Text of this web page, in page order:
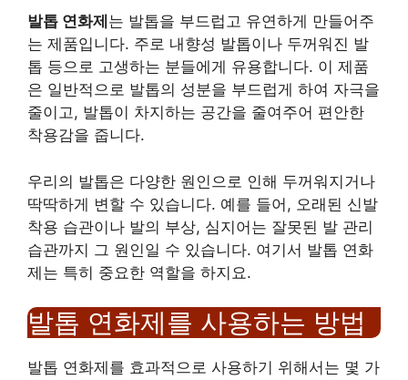
발톱 연화제 는 발톱을 부드럽고 유연하게 만들어주
는 제품입니다. 주로 내향성 발톱이나 두꺼워진 발
톱 등으로 고생하는 분들에게 유용합니다. 이 제품
은 일반적으로 발톱의 성분을 부드럽게 하여 자극을
줄이고, 발톱이 차지하는 공간을 줄여주어 편안한
착용감을 줍니다.
우리의 발톱은 다양한 원인으로 인해 두꺼워지거나
딱딱하게 변할 수 있습니다. 예를 들어, 오래된 신발
착용 습관이나 발의 부상, 심지어는 잘못된 발 관리
습관까지 그 원인일 수 있습니다. 여기서 발톱 연화
제는 특히 중요한 역할을 하지요.
발톱 연화제를 사용하는 방법
발톱 연화제를 효과적으로 사용하기 위해서는 몇 가